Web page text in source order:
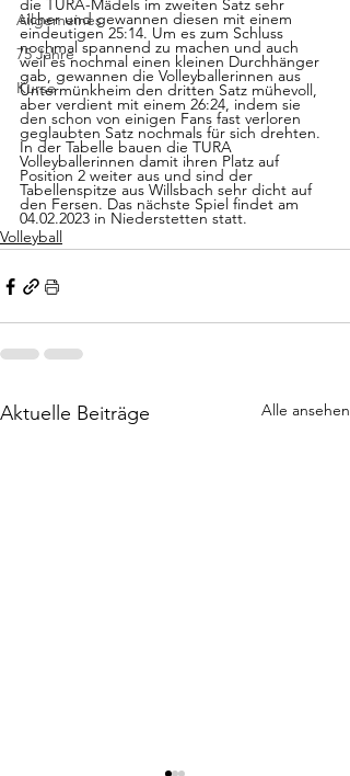
Allgemeines
75 Jahre
Kurse
die TURA-Mädels im zweiten Satz sehr
sicher und gewannen diesen mit einem
eindeutigen 25:14. Um es zum Schluss
nochmal spannend zu machen und auch
weil es nochmal einen kleinen Durchhänger
gab, gewannen die Volleyballerinnen aus
Untermünkheim den dritten Satz mühevoll,
aber verdient mit einem 26:24, indem sie
den schon von einigen Fans fast verloren
geglaubten Satz nochmals für sich drehten.
In der Tabelle bauen die TURA
Volleyballerinnen damit ihren Platz auf
Position 2 weiter aus und sind der
Tabellenspitze aus Willsbach sehr dicht auf
den Fersen. Das nächste Spiel findet am
04.02.2023 in Niederstetten statt.
Volleyball
Aktuelle Beiträge Alle ansehen